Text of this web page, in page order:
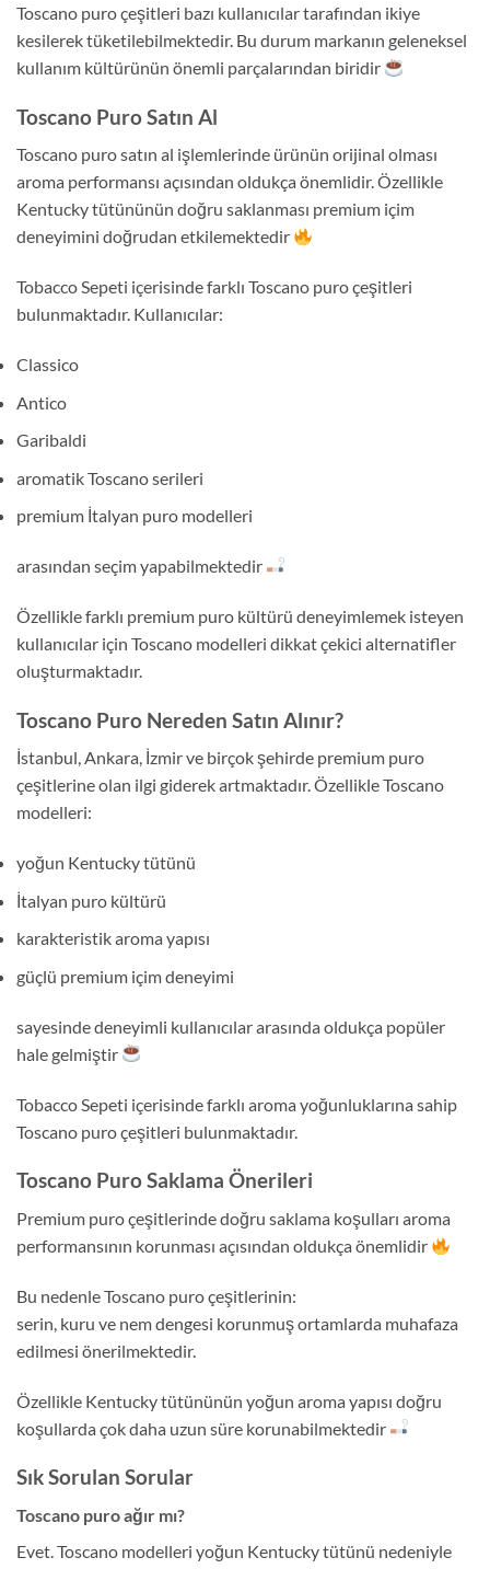
Toscano puro çeşitleri bazı kullanıcılar tarafından ikiye
kesilerek tüketilebilmektedir. Bu durum markanın geleneksel
kullanım kültürünün önemli parçalarından biridir
Toscano Puro Satın Al
Toscano puro satın al işlemlerinde ürünün orijinal olması
aroma performansı açısından oldukça önemlidir. Özellikle
Kentucky tütününün doğru saklanması premium içim
deneyimini doğrudan etkilemektedir
Tobacco Sepeti içerisinde farklı Toscano puro çeşitleri
bulunmaktadır. Kullanıcılar:
Classico
Antico
Garibaldi
aromatik Toscano serileri
premium İtalyan puro modelleri
arasından seçim yapabilmektedir
Özellikle farklı premium puro kültürü deneyimlemek isteyen
kullanıcılar için Toscano modelleri dikkat çekici alternatifler
oluşturmaktadır.
Toscano Puro Nereden Satın Alınır?
İstanbul, Ankara, İzmir ve birçok şehirde premium puro
çeşitlerine olan ilgi giderek artmaktadır. Özellikle Toscano
modelleri:
yoğun Kentucky tütünü
İtalyan puro kültürü
karakteristik aroma yapısı
güçlü premium içim deneyimi
sayesinde deneyimli kullanıcılar arasında oldukça popüler
hale gelmiştir
Tobacco Sepeti içerisinde farklı aroma yoğunluklarına sahip
Toscano puro çeşitleri bulunmaktadır.
Toscano Puro Saklama Önerileri
Premium puro çeşitlerinde doğru saklama koşulları aroma
performansının korunması açısından oldukça önemlidir
Bu nedenle Toscano puro çeşitlerinin:
serin, kuru ve nem dengesi korunmuş ortamlarda muhafaza
edilmesi önerilmektedir.
Özellikle Kentucky tütününün yoğun aroma yapısı doğru
koşullarda çok daha uzun süre korunabilmektedir
Sık Sorulan Sorular
Toscano puro ağır mı?
Evet. Toscano modelleri yoğun Kentucky tütünü nedeniyle